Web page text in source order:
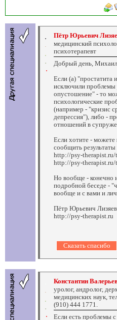
Пётр Юрьевич
медицинский
психотерапевт
Добрый день,
Если (а) "простатита
исключили
опустошение" - то
психологические
(например - "кризис
депрессия"), либо -
отношений в
Если хотите - можете
сообщить результаты
http://psy-
http://psy-
Но вообще - конечно
подробной беседе -
вообще и с вами и
Пётр Юрьевич Лизяев
http://psy-therapist.ru
Константин
уролог, андролог,
медицинских наук,
(910) 444 1771.
Если есть проблемы